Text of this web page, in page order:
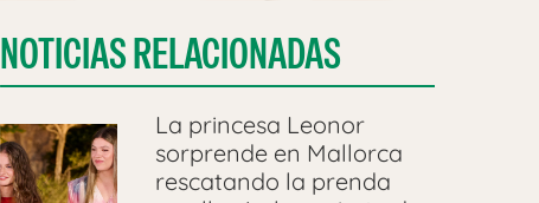
NOTICIAS RELACIONADAS
La princesa Leonor
sorprende en Mallorca
rescatando la prenda